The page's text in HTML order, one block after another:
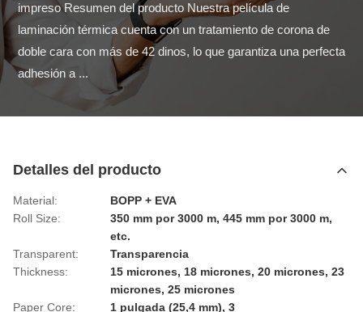
impreso Resumen del producto Nuestra película de
laminación térmica cuenta con un tratamiento de corona de
doble cara con más de 42 dinos, lo que garantiza una perfecta
adhesión a ...
Detalles del producto
Material:
BOPP + EVA
Roll Size:
350 mm por 3000 m, 445 mm por 3000 m,
etc.
Transparent:
Transparencia
Thickness:
15 micrones, 18 micrones, 20 micrones, 23
micrones, 25 micrones
Paper Core:
1 pulgada (25,4 mm), 3